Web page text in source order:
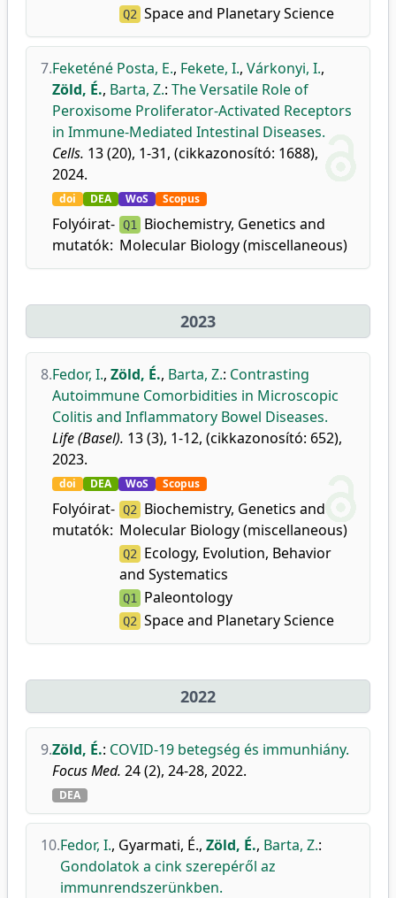
Q2 Space and Planetary Science
7.Feketéné Posta, E., Fekete, I., Várkonyi, I.,
Zöld, É., Barta, Z.: The Versatile Role of
Peroxisome Proliferator-Activated Receptors
in Immune-Mediated Intestinal Diseases.
Cells. 13 (20), 1-31, (cikkazonosító: 1688),
2024.
doi DEA WoS Scopus
Folyóirat-
mutatók:
Q1 Biochemistry, Genetics and
Molecular Biology (miscellaneous)
2023
8.Fedor, I., Zöld, É., Barta, Z.: Contrasting
Autoimmune Comorbidities in Microscopic
Colitis and Inflammatory Bowel Diseases.
Life (Basel). 13 (3), 1-12, (cikkazonosító: 652),
2023.
doi DEA WoS Scopus
Folyóirat-
mutatók:
Q2 Biochemistry, Genetics and
Molecular Biology (miscellaneous)
Q2 Ecology, Evolution, Behavior
and Systematics
Q1 Paleontology
Q2 Space and Planetary Science
2022
9.Zöld, É.: COVID-19 betegség és immunhiány.
Focus Med. 24 (2), 24-28, 2022.
DEA
10.Fedor, I., Gyarmati, É., Zöld, É., Barta, Z.:
Gondolatok a cink szerepéről az
immunrendszerünkben.